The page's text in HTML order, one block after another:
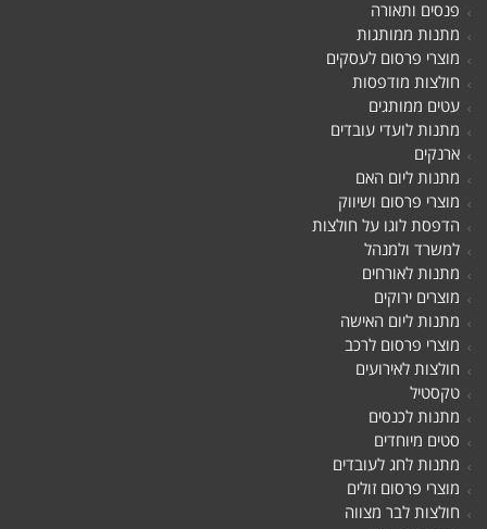
פנסים ותאורה
מתנות ממותגות
מוצרי פרסום לעסקים
חולצות מודפסות
עטים ממותגים
מתנות לועדי עובדים
ארנקים
מתנות ליום האם
מוצרי פרסום ושיווק
הדפסת לוגו על חולצות
למשרד ולמנהל
מתנות לאורחים
מוצרים ירוקים
מתנות ליום האישה
מוצרי פרסום לרכב
חולצות לאירועים
טקסטיל
מתנות לכנסים
סטים מיוחדים
מתנות לחג לעובדים
מוצרי פרסום זולים
חולצות לבר מצווה